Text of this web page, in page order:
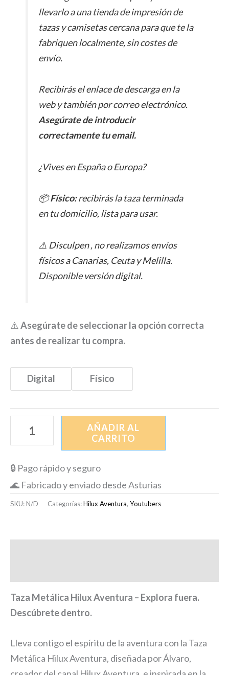
llevarlo a una tienda de impresión de
tazas y camisetas cercana para que te la
fabriquen localmente, sin costes de
envío.
Recibirás el enlace de descarga en la
web y también por correo electrónico.
Asegúrate de introducir
correctamente tu email.
¿Vives en España o Europa?
📦Físico:recibirás la taza terminada
en tu domicilio, lista para usar.
⚠️ Disculpen , no realizamos envíos
físicos a Canarias, Ceuta y Melilla.
Disponible versión digital.
⚠️ Asegúrate de seleccionar la opción correcta
antes de realizar tu compra.
Digital Físico
AÑADIR AL
CARRITO
🔒 Pago rápido y seguro
🌊 Fabricado y enviado desde Asturias
SKU:N/D Categorías:Hilux Aventura, Youtubers
Taza Metálica Hilux Aventura – Explora fuera.
Descúbrete dentro.
Lleva contigo el espíritu de la aventura con la Taza
Metálica Hilux Aventura, diseñada por Álvaro,